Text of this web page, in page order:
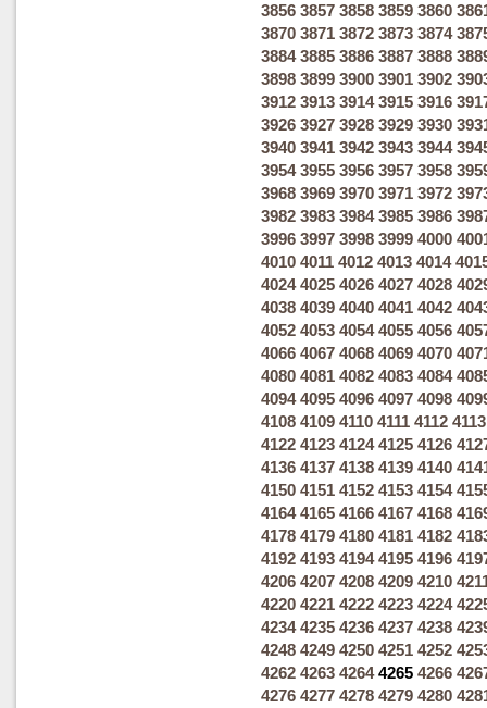
3856 3857 3858 3859 3860
3870 3871 3872 3873 3874
3884 3885 3886 3887 3888
3898 3899 3900 3901 3902
3912 3913 3914 3915 3916
3926 3927 3928 3929 3930
3940 3941 3942 3943 3944
3954 3955 3956 3957 3958
3968 3969 3970 3971 3972
3982 3983 3984 3985 3986
3996 3997 3998 3999 4000
4010 4011 4012 4013 4014
4024 4025 4026 4027 4028
4038 4039 4040 4041 4042
4052 4053 4054 4055 4056
4066 4067 4068 4069 4070
4080 4081 4082 4083 4084
4094 4095 4096 4097 4098
4108 4109 4110 4111 4112 4113
4122 4123 4124 4125 4126
4136 4137 4138 4139 4140
4150 4151 4152 4153 4154
4164 4165 4166 4167 4168
4178 4179 4180 4181 4182
4192 4193 4194 4195 4196
4206 4207 4208 4209 4210
4220 4221 4222 4223 4224
4234 4235 4236 4237 4238
4248 4249 4250 4251 4252
4262 4263 4264 4265 4266
4276 4277 4278 4279 4280